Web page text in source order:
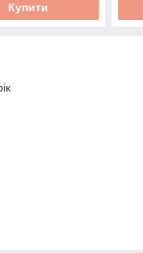
Купити